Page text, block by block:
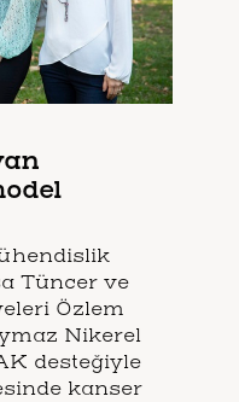
Tüncer ve
Özlem
Nikerel
desteğiyle
kanser